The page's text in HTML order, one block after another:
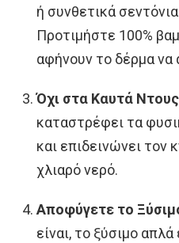
ή συνθετικά
Προτιμήστε 100%
αφήνουν το δέρμα να
Όχι στα Καυτά
καταστρέφει τα
και επιδεινώνει τον
χλιαρό νερό.
Αποφύγετε το
είναι, το ξύσιμο